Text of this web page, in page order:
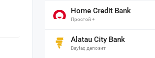
Home Credit Bank
Простой +
Alatau City Bank
Baytaq депозит